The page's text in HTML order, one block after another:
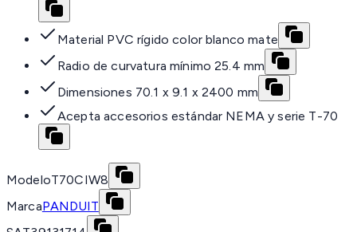
Material PVC rígido color blanco mate
Radio de curvatura mínimo 25.4 mm
Dimensiones 70.1 x 9.1 x 2400 mm
Acepta accesorios estándar NEMA y serie T-70
ModeloT70CIW8
MarcaPANDUIT